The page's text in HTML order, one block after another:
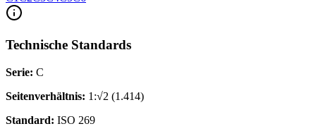
Technische Standards
Serie: C
Seitenverhältnis: 1:√2 (1.414)
Standard: ISO 269